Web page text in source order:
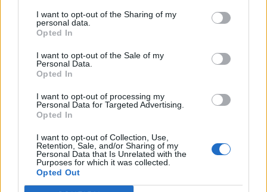
I want to opt-out of the Sharing of my
personal data.
Opted In
I want to opt-out of the Sale of my
Personal Data.
Opted In
I want to opt-out of processing my
Personal Data for Targeted Advertising.
Opted In
I want to opt-out of Collection, Use,
Retention, Sale, and/or Sharing of my
Personal Data that Is Unrelated with the
Purposes for which it was collected.
Opted Out
plătită cu 20.000 de euro ca europarlamentar
Propagandă vomitivă a beizadelei AUR-iste
Alexandra Păcuraru: ”Simion şi Georgescu,
10.000 de euro amendă pentru Marș TV
VIDEO. Totul despre un Eurovision neașteptat
de bun: România – locul 3. Meritul Pro TV și al
lui Tudor Chirilă. Șocul de la Chișinău